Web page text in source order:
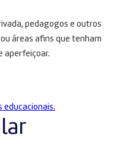
pedagogos e outros
áreas afins que tenham
aperfeiçoar.
educacionais.